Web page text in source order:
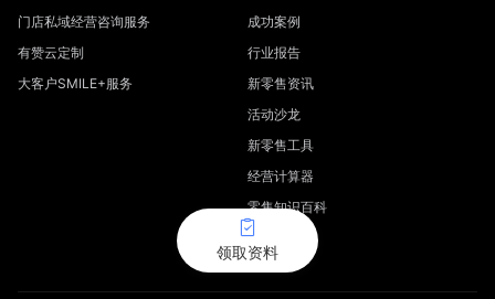
领取资料
门店私域经营咨询服务
有赞云定制
大客户SMILE+服务
成功案例
行业报告
新零售资讯
活动沙龙
新零售工具
经营计算器
零售知识百科